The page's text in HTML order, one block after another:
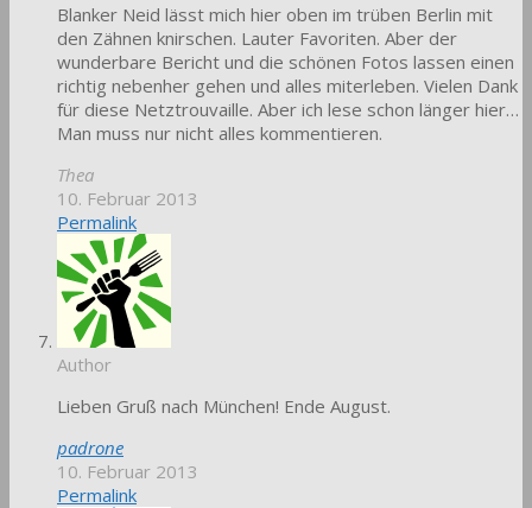
Blanker Neid lässt mich hier oben im trüben Berlin mit
den Zähnen knirschen. Lauter Favoriten. Aber der
wunderbare Bericht und die schönen Fotos lassen einen
richtig nebenher gehen und alles miterleben. Vielen Dank
für diese Netztrouvaille. Aber ich lese schon länger hier…
Man muss nur nicht alles kommentieren.
Thea
10. Februar 2013
Permalink
Author
Lieben Gruß nach München! Ende August.
padrone
10. Februar 2013
Permalink